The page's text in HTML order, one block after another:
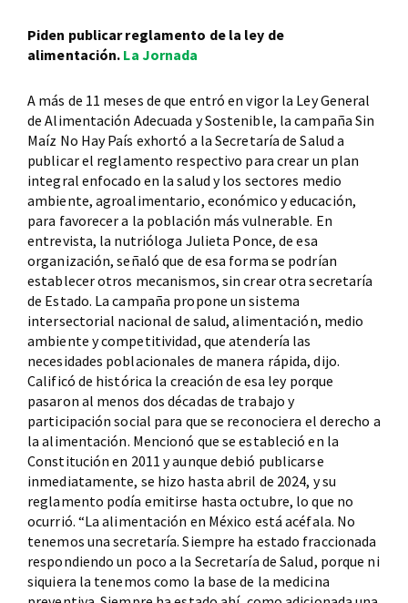
Piden publicar reglamento de la ley de
alimentación. La Jornada
A más de 11 meses de que entró en vigor la Ley General
de Alimentación Adecuada y Sostenible, la campaña Sin
Maíz No Hay País exhortó a la Secretaría de Salud a
publicar el reglamento respectivo para crear un plan
integral enfocado en la salud y los sectores medio
ambiente, agroalimentario, económico y educación,
para favorecer a la población más vulnerable. En
entrevista, la nutrióloga Julieta Ponce, de esa
organización, señaló que de esa forma se podrían
establecer otros mecanismos, sin crear otra secretaría
de Estado. La campaña propone un sistema
intersectorial nacional de salud, alimentación, medio
ambiente y competitividad, que atendería las
necesidades poblacionales de manera rápida, dijo.
Calificó de histórica la creación de esa ley porque
pasaron al menos dos décadas de trabajo y
participación social para que se reconociera el derecho a
la alimentación. Mencionó que se estableció en la
Constitución en 2011 y aunque debió publicarse
inmediatamente, se hizo hasta abril de 2024, y su
reglamento podía emitirse hasta octubre, lo que no
ocurrió. “La alimentación en México está acéfala. No
tenemos una secretaría. Siempre ha estado fraccionada
respondiendo un poco a la Secretaría de Salud, porque ni
siquiera la tenemos como la base de la medicina